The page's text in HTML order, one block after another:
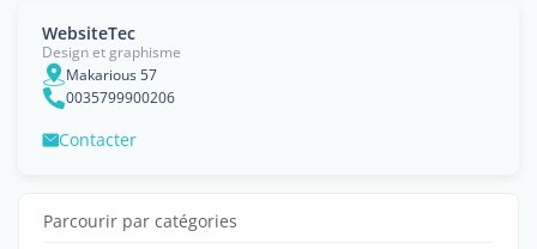
WebsiteTec
Design et graphisme
Makarious 57
0035799900206
Contacter
Parcourir par catégories